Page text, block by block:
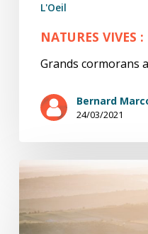
L'Oeil
NATURES VIVES
Grands cormorans
Bernard
24/03/2021
Mes